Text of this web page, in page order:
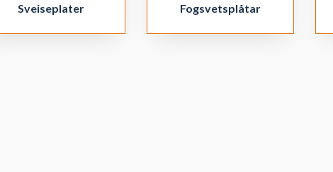
Sveiseplater Fogsvetsplåtar